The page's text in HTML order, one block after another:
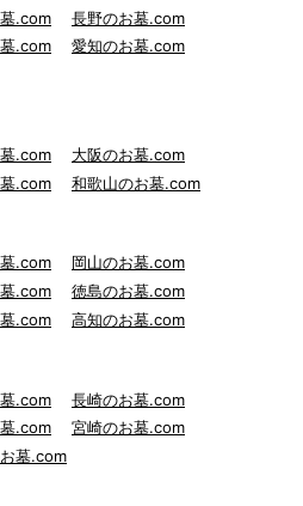
.com
長野のお墓.com
.com
愛知のお墓.com
.com
大阪のお墓.com
.com 和歌山のお墓.com
.com
岡山のお墓.com
.com
徳島のお墓.com
.com 高知のお墓.com
.com
長崎のお墓.com
.com
宮崎のお墓.com
墓.com